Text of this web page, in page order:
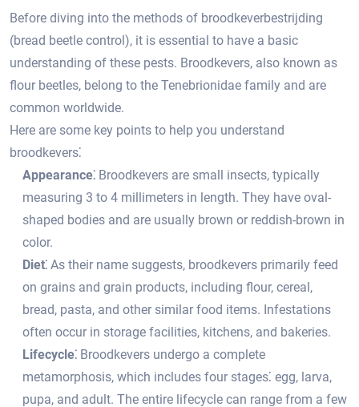
Before diving into the methods of broodkeverbestrijding
(bread beetle control), it is essential to have a basic
understanding of these pests. Broodkevers, also known as
flour beetles, belong to the Tenebrionidae family and are
common worldwide.​
Here are some key points to help you understand
broodkevers⁚
Appearance⁚ Broodkevers are small insects, typically
measuring 3 to 4 millimeters in length.​ They have oval-
shaped bodies and are usually brown or reddish-brown in
color.​
Diet⁚ As their name suggests, broodkevers primarily feed
on grains and grain products, including flour, cereal,
bread, pasta, and other similar food items.​ Infestations
often occur in storage facilities, kitchens, and bakeries.
Lifecycle⁚ Broodkevers undergo a complete
metamorphosis, which includes four stages⁚ egg, larva,
pupa, and adult.​ The entire lifecycle can range from a few